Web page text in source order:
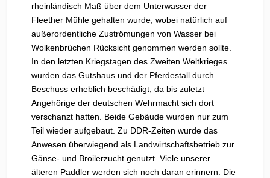
rheinländisch Maß über dem Unterwasser der
Fleether Mühle gehalten wurde, wobei natürlich auf
außerordentliche Zuströmungen von Wasser bei
Wolkenbrüchen Rücksicht genommen werden sollte.
In den letzten Kriegstagen des Zweiten Weltkrieges
wurden das Gutshaus und der Pferdestall durch
Beschuss erheblich beschädigt, da bis zuletzt
Angehörige der deutschen Wehrmacht sich dort
verschanzt hatten. Beide Gebäude wurden nur zum
Teil wieder aufgebaut. Zu DDR-Zeiten wurde das
Anwesen überwiegend als Landwirtschaftsbetrieb zur
Gänse- und Broilerzucht genutzt. Viele unserer
älteren Paddler werden sich noch daran erinnern. Die